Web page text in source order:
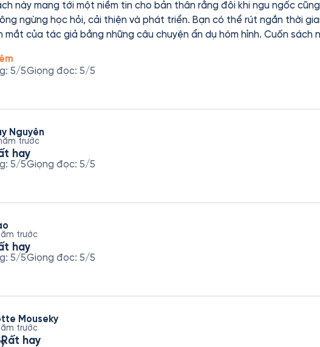
này mang tới một niềm tin cho bản thân rằng đôi khi ngu ngốc
ngừng học hỏi, cải thiện và phát triển. Bạn có thể rút ngắn thời
mắt của tác giả bằng những câu chuyện ẩn dụ hóm hỉnh. Cuốn sách
huống. Quan trọng nhất ở cuốn sách này sẽ bật mí cho bạn luôn
khỏi sự thiếu hiểu biết, hướng về việc liên tục mở rộng kiến thức và
hài hước nhưng lại tạo ấn tượng sâu sắc cho đọc giả. Cuối cùng thì
việc của mình là giải quyết những vấn đề đó mà. Thế nên tự tin thôi!
: 5/5Giọng đọc: 5/5
Nguyễn
trước
hay
: 5/5Giọng đọc: 5/5
trước
hay
: 5/5Giọng đọc: 5/5
Mouseky
trước
Rất hay